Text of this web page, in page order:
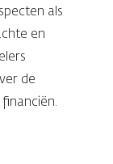
als
en
de